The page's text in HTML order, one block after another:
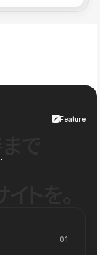
Feature
01